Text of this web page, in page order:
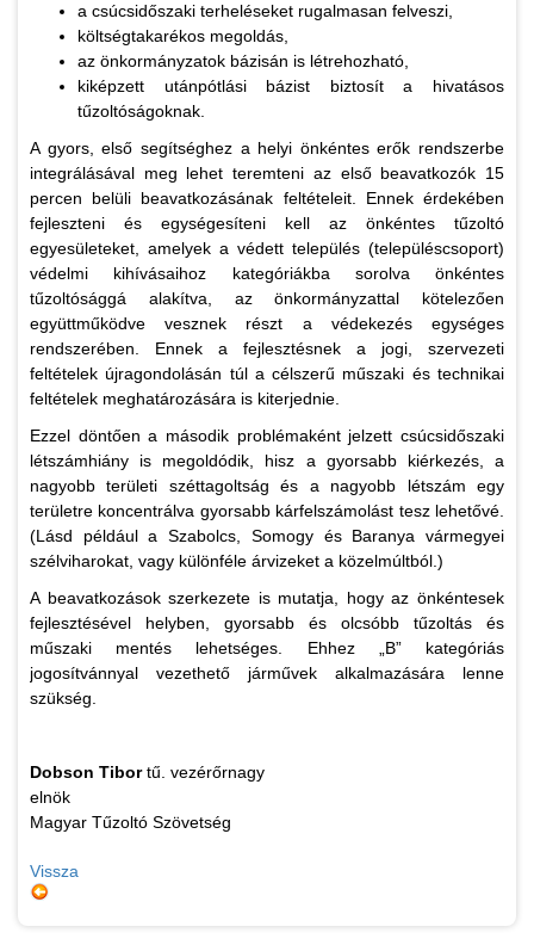
a csúcsidőszaki terheléseket rugalmasan felveszi,
költségtakarékos megoldás,
az önkormányzatok bázisán is létrehozható,
kiképzett utánpótlási bázist biztosít a hivatásos
tűzoltóságoknak.
A gyors, első segítséghez a helyi önkéntes erők rendszerbe
integrálásával meg lehet teremteni az első beavatkozók 15
percen belüli beavatkozásának feltételeit. Ennek érdekében
fejleszteni és egységesíteni kell az önkéntes tűzoltó
egyesületeket, amelyek a védett település (településcsoport)
védelmi kihívásaihoz kategóriákba sorolva önkéntes
tűzoltósággá alakítva, az önkormányzattal kötelezően
együttműködve vesznek részt a védekezés egységes
rendszerében. Ennek a fejlesztésnek a jogi, szervezeti
feltételek újragondolásán túl a célszerű műszaki és technikai
feltételek meghatározására is kiterjednie.
Ezzel döntően a második problémaként jelzett csúcsidőszaki
létszámhiány is megoldódik, hisz a gyorsabb kiérkezés, a
nagyobb területi széttagoltság és a nagyobb létszám egy
területre koncentrálva gyorsabb kárfelszámolást tesz lehetővé.
(Lásd például a Szabolcs, Somogy és Baranya vármegyei
szélviharokat, vagy különféle árvizeket a közelmúltból.)
A beavatkozások szerkezete is mutatja, hogy az önkéntesek
fejlesztésével helyben, gyorsabb és olcsóbb tűzoltás és
műszaki mentés lehetséges. Ehhez „B” kategóriás
jogosítvánnyal vezethető járművek alkalmazására lenne
szükség.
Dobson Tibortű. vezérőrnagy
elnök
Magyar Tűzoltó Szövetség
Vissza